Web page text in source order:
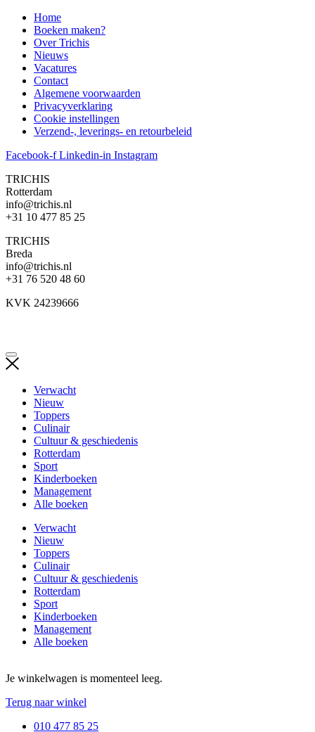
Home
Boeken maken?
Over Trichis
Nieuws
Vacatures
Contact
Algemene voorwaarden
Privacyverklaring
Cookie instellingen
Verzend-, leverings- en retourbeleid
Facebook-f Linkedin-in Instagram
TRICHIS
Rotterdam
info@trichis.nl
+31 10 477 85 25
TRICHIS
Breda
info@trichis.nl
+31 76 520 48 60
KVK 24239666
Verwacht
Nieuw
Toppers
Culinair
Cultuur & geschiedenis
Rotterdam
Sport
Kinderboeken
Management
Alle boeken
Verwacht
Nieuw
Toppers
Culinair
Cultuur & geschiedenis
Rotterdam
Sport
Kinderboeken
Management
Alle boeken
Je winkelwagen is momenteel leeg.
Terug naar winkel
010 477 85 25